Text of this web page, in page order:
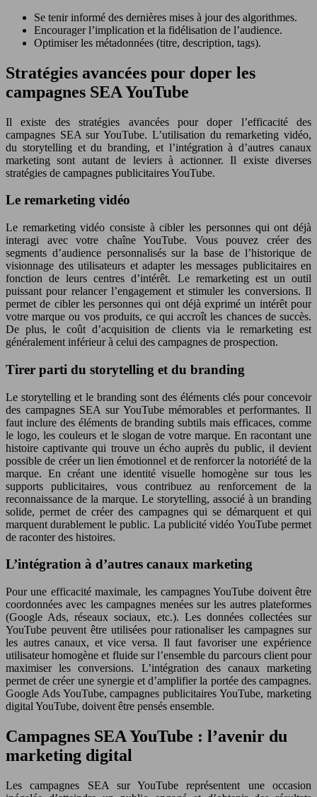
Se tenir informé des dernières mises à jour des algorithmes.
Encourager l’implication et la fidélisation de l’audience.
Optimiser les métadonnées (titre, description, tags).
Stratégies avancées pour doper les
campagnes SEA YouTube
Il existe des stratégies avancées pour doper l’efficacité des
campagnes SEA sur YouTube. L’utilisation du remarketing vidéo,
du storytelling et du branding, et l’intégration à d’autres canaux
marketing sont autant de leviers à actionner. Il existe diverses
stratégies de campagnes publicitaires YouTube.
Le remarketing vidéo
Le remarketing vidéo consiste à cibler les personnes qui ont déjà
interagi avec votre chaîne YouTube. Vous pouvez créer des
segments d’audience personnalisés sur la base de l’historique de
visionnage des utilisateurs et adapter les messages publicitaires en
fonction de leurs centres d’intérêt. Le remarketing est un outil
puissant pour relancer l’engagement et stimuler les conversions. Il
permet de cibler les personnes qui ont déjà exprimé un intérêt pour
votre marque ou vos produits, ce qui accroît les chances de succès.
De plus, le coût d’acquisition de clients via le remarketing est
généralement inférieur à celui des campagnes de prospection.
Tirer parti du storytelling et du branding
Le storytelling et le branding sont des éléments clés pour concevoir
des campagnes SEA sur YouTube mémorables et performantes. Il
faut inclure des éléments de branding subtils mais efficaces, comme
le logo, les couleurs et le slogan de votre marque. En racontant une
histoire captivante qui trouve un écho auprès du public, il devient
possible de créer un lien émotionnel et de renforcer la notoriété de la
marque. En créant une identité visuelle homogène sur tous les
supports publicitaires, vous contribuez au renforcement de la
reconnaissance de la marque. Le storytelling, associé à un branding
solide, permet de créer des campagnes qui se démarquent et qui
marquent durablement le public. La publicité vidéo YouTube permet
de raconter des histoires.
L’intégration à d’autres canaux marketing
Pour une efficacité maximale, les campagnes YouTube doivent être
coordonnées avec les campagnes menées sur les autres plateformes
(Google Ads, réseaux sociaux, etc.). Les données collectées sur
YouTube peuvent être utilisées pour rationaliser les campagnes sur
les autres canaux, et vice versa. Il faut favoriser une expérience
utilisateur homogène et fluide sur l’ensemble du parcours client pour
maximiser les conversions. L’intégration des canaux marketing
permet de créer une synergie et d’amplifier la portée des campagnes.
Google Ads YouTube, campagnes publicitaires YouTube, marketing
digital YouTube, doivent être pensés ensemble.
Campagnes SEA YouTube : l’avenir du
marketing digital
Les campagnes SEA sur YouTube représentent une occasion